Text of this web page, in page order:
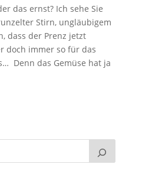
das ernst? Ich sehe Sie
Stirn, ungläubigem
dass der Prenz jetzt
doch immer so für das
Denn das Gemüse hat ja